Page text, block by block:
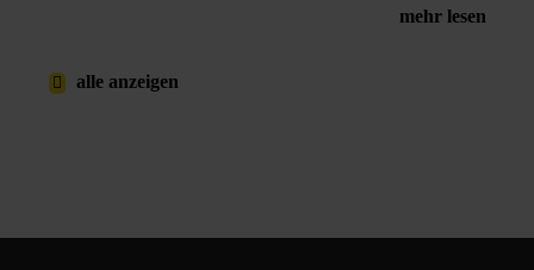
mehr lesen
alle anzeigen